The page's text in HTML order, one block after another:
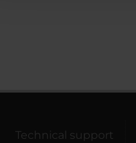
Technical support